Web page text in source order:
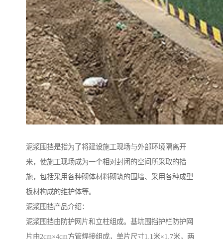
泥浆围挡是指为了将建设施工现场与外部环境隔离开
来，使施工现场成为一个相对封闭的空间所采取的措
施，包括采用各种砌体材料砌筑的围墙、采用各种成型
板材构成的维护体等。
泥浆围挡产品介绍：
泥浆围挡由防护网片和立柱组成。基坑围挡护栏防护网
片由2cm×4cm方管焊接组成，单片尺寸1.1米×1.7米，两